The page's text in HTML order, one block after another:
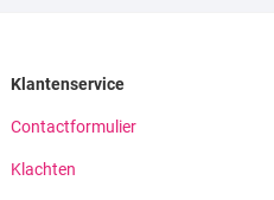
Klantenservice
Contactformulier
Klachten